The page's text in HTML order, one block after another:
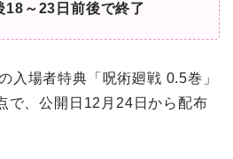
18～23日前後で終了
入場者特典「呪術廻戦 0.5巻」
で、公開日12月24日から配布